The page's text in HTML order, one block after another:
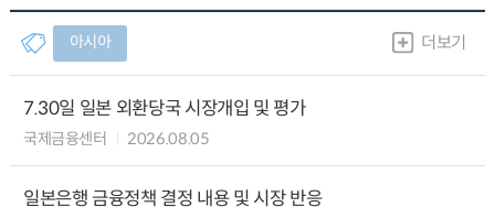
아시아 더보기
7.30일 일본 외환당국 시장개입 및 평가
국제금융센터 2026.08.05
일본은행 금융정책 결정 내용 및 시장 반응